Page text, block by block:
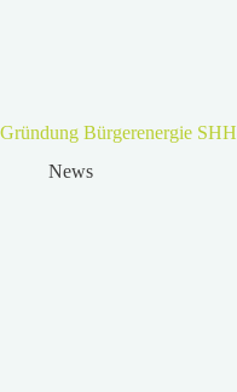
Gründung Bürgerenergie SHH
News